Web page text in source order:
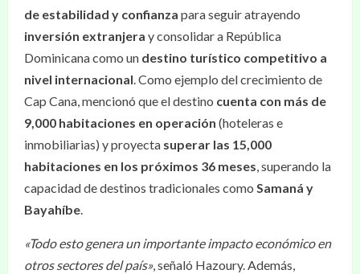
de estabilidad y confianza para seguir atrayendo
inversión extranjera y consolidar a República
Dominicana como un destino turístico competitivo a
nivel internacional. Como ejemplo del crecimiento de
Cap Cana, mencionó que el destino cuenta con más de
9,000 habitaciones en operación (hoteleras e
inmobiliarias) y proyecta superar las 15,000
habitaciones en los próximos 36 meses, superando la
capacidad de destinos tradicionales como Samaná y
Bayahíbe.
«Todo esto genera un importante impacto económico en
otros sectores del país», señaló Hazoury. Además,